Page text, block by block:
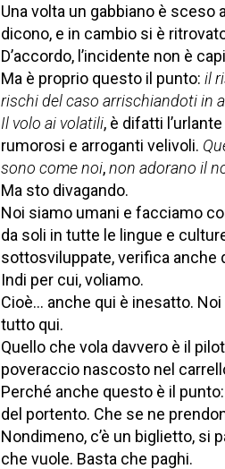
Una volta un gabbiano è sceso
dicono, e in cambio si è
D’accordo, l’incidente non è
Ma è proprio questo il punto: il
rischi del caso arrischiandoti in
Il volo ai volatili, è difatti
rumorosi e arroganti velivoli.
sono come noi,non adorano il
Ma sto divagando.
Noi siamo umani e facciamo
da soli in tutte le lingue e
sottosviluppate, verifica anche
Indi per cui, voliamo.
Cioè… anche qui è inesatto.
tutto qui.
Quello che vola davvero è il
poveraccio nascosto nel
Perché anche questo è il punto:
del portento. Che se ne
Nondimeno, c’è un biglietto, si
che vuole. Basta che paghi.